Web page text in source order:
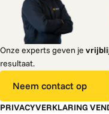
Onze experts geven je
resultaat.
Neem contact op
PRIVACYVERKLARING